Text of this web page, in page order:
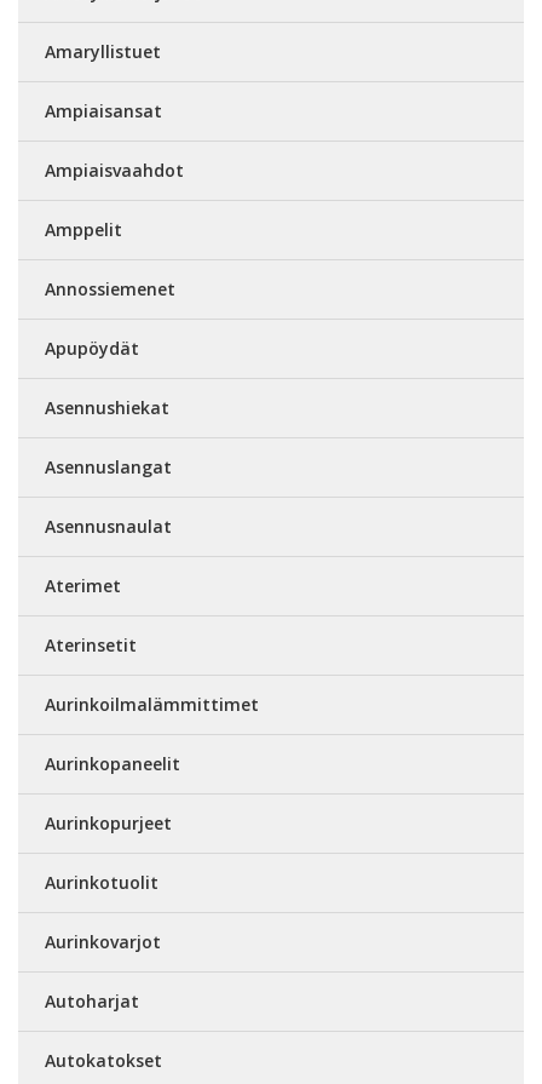
Amaryllistuet
Ampiaisansat
Ampiaisvaahdot
Amppelit
Annossiemenet
Apupöydät
Asennushiekat
Asennuslangat
Asennusnaulat
Aterimet
Aterinsetit
Aurinkoilmalämmittimet
Aurinkopaneelit
Aurinkopurjeet
Aurinkotuolit
Aurinkovarjot
Autoharjat
Autokatokset